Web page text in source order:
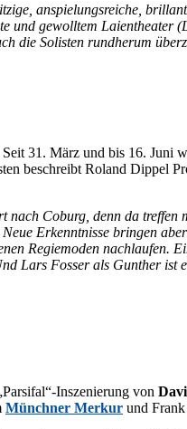
an­spie­lungs­rei­che,
und ge­woll­tem
die So­lis­ten rund­her­um
31. März und bis 16. Juni
be­schreibt Ro­land Dippel
nach Co­burg, denn da
Er­kennt­nis­se brin­gen
Re­gie­mo­den
Lars Fos­ser als Gun­ther ist
Inszenierung von
Münch­ner Mer­kur und